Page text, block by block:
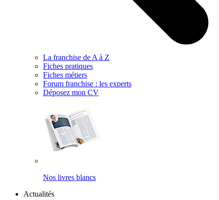
La franchise de A à Z
Fiches pratiques
Fiches métiers
Forum franchise : les experts
Déposez mon CV
Nos livres blancs
Actualités